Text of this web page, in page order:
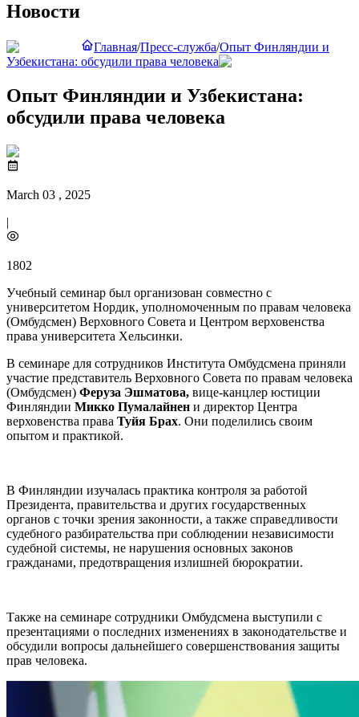
Новости
Главная/Пресс-служба/Опыт Финляндии и
Узбекистана: обсудили права человека
Опыт Финляндии и Узбекистана:
обсудили права человека
March 03 , 2025
|
1802
Учебный семинар был организован совместно с
университетом Нордик, уполномоченным по правам человека
(Омбудсмен) Верховного Совета и Центром верховенства
права университета Хельсинки.
В семинаре для сотрудников Института Омбудсмена приняли
участие представитель Верховного Совета по правам человека
(Омбудсмен) Феруза Эшматова, вице-канцлер юстиции
Финляндии Микко Пумалайнен и директор Центра
верховенства права Туйя Брах. Они поделились своим
опытом и практикой.
В Финляндии изучалась практика контроля за работой
Президента, правительства и других государственных
органов с точки зрения законности, а также справедливости
судебного разбирательства при соблюдении независимости
судебной системы, не нарушения основных законов
гражданами, предотвращения излишней бюрократии.
Также на семинаре сотрудники Омбудсмена выступили с
презентациями о последних изменениях в законодательстве и
обсудили вопросы дальнейшего совершенствования защиты
прав человека.